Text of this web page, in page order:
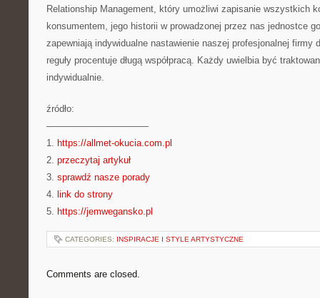
Relationship Management, który umożliwi zapisanie wszystkich
konsumentem, jego historii w prowadzonej przez nas jednostce
zapewniają indywidualne nastawienie naszej profesjonalnej firmy
reguły procentuje długą współpracą. Każdy uwielbia być
indywidualnie.
źródło:
———————————
1. https://allmet-okucia.com.pl
2. przeczytaj artykuł
3. sprawdź nasze porady
4. link do strony
5. https://jemwegansko.pl
CATEGORIES: INSPIRACJE I STYLE ARTYSTYCZNE
Comments are closed.